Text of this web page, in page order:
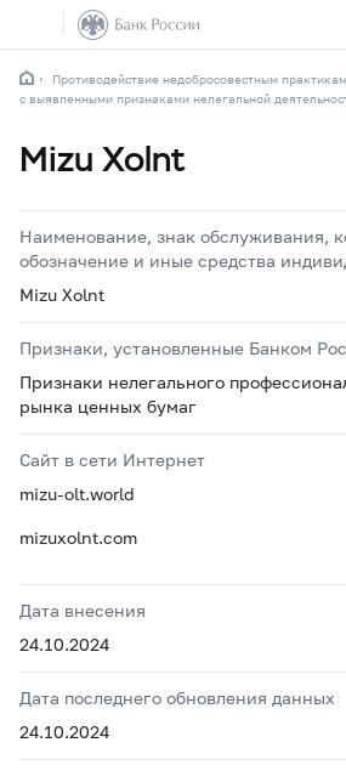
Противодействие недобросовестным практикам
с выявленными признаками нелегальной
Mizu Xolnt
Наименование, знак обслуживания,
обозначение и иные средства
Mizu Xolnt
Признаки, установленные Банком
Признаки нелегального
рынка ценных бумаг
Сайт в сети Интернет
mizu-olt.world
mizuxolnt.com
Дата внесения
24.10.2024
Дата последнего обновления данных
24.10.2024